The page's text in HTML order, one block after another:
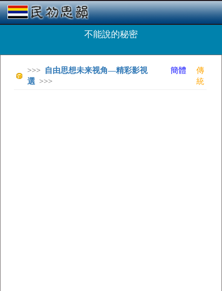
不能說的秘密
>>>
自由思想未来视角—精彩影視
選 >>>
簡體
傳
統